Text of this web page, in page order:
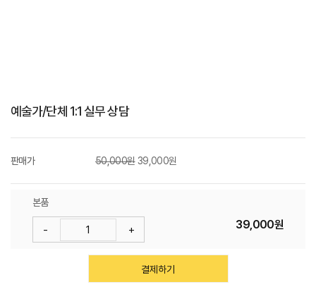
)
예술가/단체 1:1 실무 상담
판매가 50,000원 39,000원
본품
- + 39,000원
결제하기